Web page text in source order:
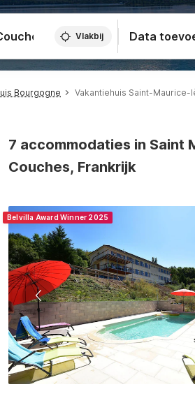
Vlakbij Data
Bourgogne Vakantiehuis Saint-Maurice-
7 accommodaties in Saint
Couches, Frankrijk
Belvilla Award Winner 2025